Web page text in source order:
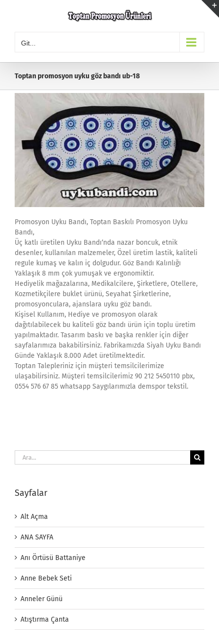
Git...
Toptan promosyon uyku göz bandı ub-18
Promosyon Uyku Bandı, Toptan Baskılı Promosyon Uyku
Bandı,
Üç katlı üretilen Uyku Bandı‘nda nazar boncuk, etnik
desenler, kullanılan malzemeler, Özel üretim lastik, kaliteli
regule kumaş ve kalın iç dolgudur. Göz Bandı Kalınlığı
Yaklaşık 8 mm çok yumuşak ve ergonomiktir.
Hediyelik mağazalarına, Medikalcilere, Şirketlere, Otellere,
Kozmetikçilere buklet ürünü, Seyahat Şirketlerine,
promosyonculara, ajanslara uyku göz bandı.
Kişisel Kullanım, Hediye ve promosyon olarak
dağıtılabilecek bu kaliteli göz bandı ürün için toplu üretim
yapılmaktadır. Tasarım baskı ve başka renkler için diğer
sayfalarımıza bakabilirsiniz. Fabrikamızda Siyah Uyku Bandı
Günde Yaklaşık 8.000 Adet üretilmektedir.
Toptan Talepleriniz için müşteri temsilcilerimize
ulaşabilirsiniz. Müşteri temsilcilerimiz 90 212 5450110 pbx,
0554 576 67 85 whatsapp Saygılarımızla demspor tekstil.
Ara:
Sayfalar
Alt Açma
ANA SAYFA
Anı Örtüsü Battaniye
Anne Bebek Seti
Anneler Günü
Atıştırma Çanta